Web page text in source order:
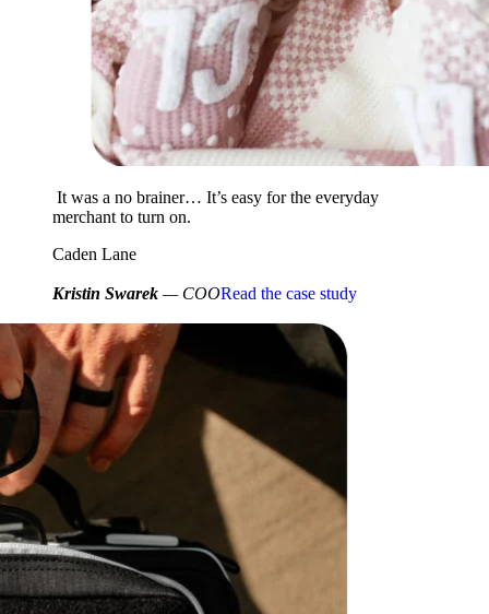
It was a no brainer… It’s easy for the everyday
merchant to turn on.
Caden Lane
Kristin Swarek — COORead the case study